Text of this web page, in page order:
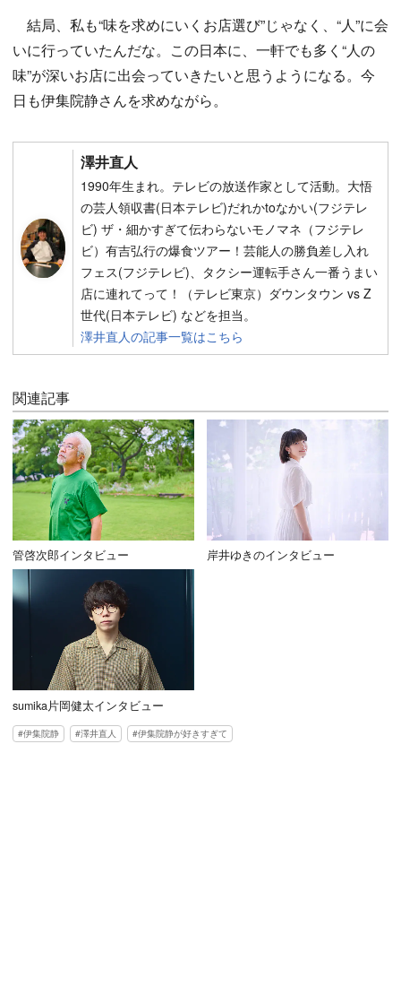
結局、私も“味を求めにいくお店選び”じゃなく、“人”に会
いに行っていたんだな。この日本に、一軒でも多く“人の
味”が深いお店に出会っていきたいと思うようになる。今
日も伊集院静さんを求めながら。
澤井直人
1990年生まれ。テレビの放送作家として活動。大悟
の芸人領収書(日本テレビ)だれかtoなかい(フジテレ
ビ) ザ・細かすぎて伝わらないモノマネ（フジテレ
ビ）有吉弘行の爆食ツアー！芸能人の勝負差し入れ
フェス(フジテレビ)、タクシー運転手さん一番うまい
店に連れてって！（テレビ東京）ダウンタウン vs Z
世代(日本テレビ) などを担当。
澤井直人の記事一覧はこちら
関連記事
管啓次郎インタビュー 岸井ゆきのインタビュー
sumika片岡健太インタビュー
伊集院静 澤井直人 伊集院静が好きすぎて